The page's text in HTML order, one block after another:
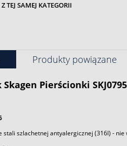
TEJ SAMEJ KATEGORII
Produkty powiązane
Skagen Pierścionki
stali szlachetnej antyalergicznej (316l) - nie